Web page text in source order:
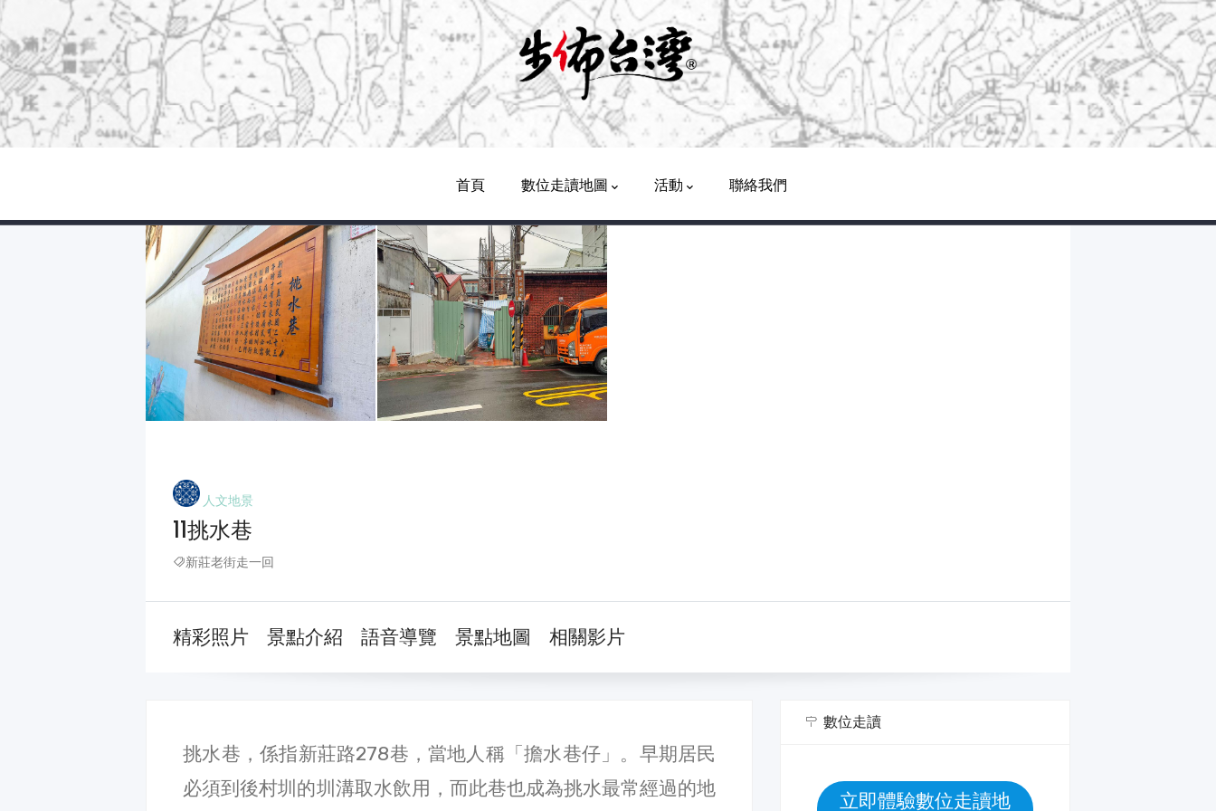
Navigation
首頁 數位走讀地圖 活動 聯絡我們
人文地景
11挑水巷
新莊老街走一回
精彩照片 景點介紹 語音導覽 景點地圖 相關影片
挑水巷，係指新莊路278巷，當地人稱「擔水巷仔」。早期居民
必須到後村圳的圳溝取水飲用，而此巷也成為挑水最常經過的地
數位走讀
立即體驗數位走讀地